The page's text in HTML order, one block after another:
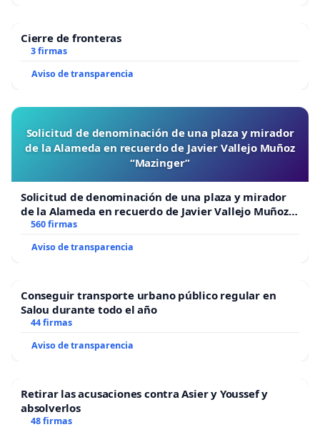
Cierre de fronteras
3 firmas
Aviso de transparencia
Solicitud de denominación de una plaza y mirador
de la Alameda en recuerdo de Javier Vallejo Muñoz
“Mazinger”
Solicitud de denominación de una plaza y mirador
de la Alameda en recuerdo de Javier Vallejo Muñoz
“Mazinger”
560 firmas
Aviso de transparencia
Conseguir transporte urbano público regular en
Salou durante todo el año
44 firmas
Aviso de transparencia
Retirar las acusaciones contra Asier y Youssef y
absolverlos
48 firmas